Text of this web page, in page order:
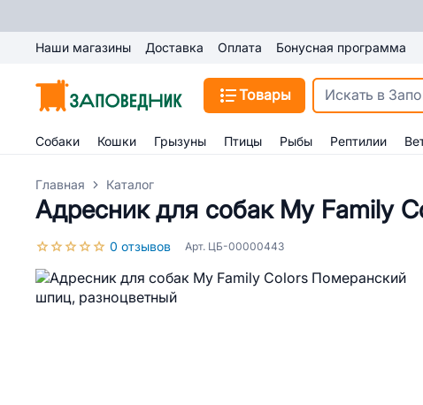
Наши магазины Доставка Оплата Бонусная программа
Товары
Собаки Кошки Грызуны Птицы Рыбы Рептилии
Главная Каталог
Адресник для собак My Family
0 отзывов Арт. ЦБ-00000443